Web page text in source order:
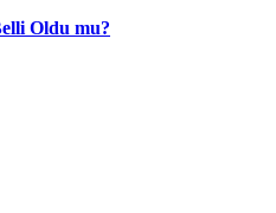
Oldu mu?